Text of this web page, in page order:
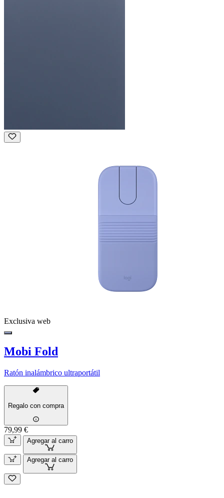
Exclusiva web
Mobi Fold
Ratón inalámbrico ultraportátil
Regalo con compra
79,99 €
Agregar al carro
Agregar al carro